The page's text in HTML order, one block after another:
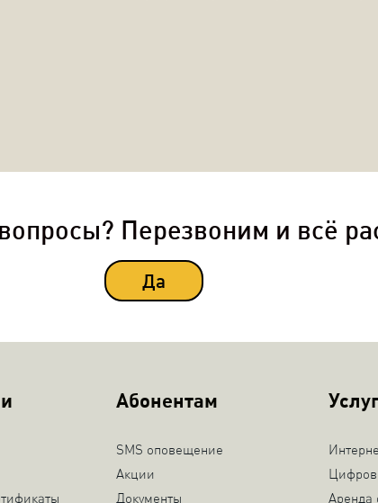
Перезвоним и всё
Да
Абонентам
SMS оповещение
Акции
Документы
Аренда